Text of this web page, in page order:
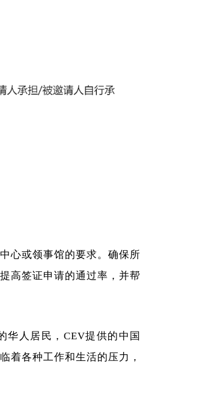
心或领事馆的要求。确保所
高签证申请的通过率，并帮
华人居民，CEV提供的中国
着各种工作和生活的压力，